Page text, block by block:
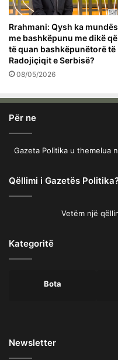
Rrahmani: Qysh ka
me bashkëpunu me dikë që
të quan bashkëpunëtorë të
Radojiçiqit e Serbisë?
08/05/2026
Për ne
Gazeta Politika u themelua
Qëllimi i Gazetës
Vetëm një
Kategoritë
Bota
Newsletter